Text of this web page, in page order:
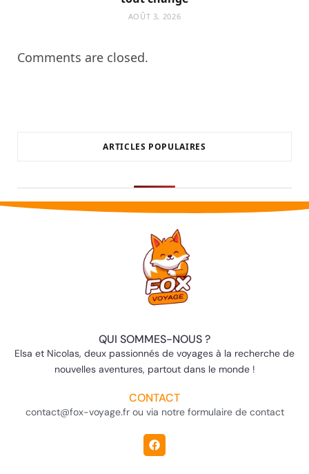
AOÛT 3, 2026
Comments are closed.
ARTICLES POPULAIRES
QUI SOMMES-NOUS ?
Elsa et Nicolas, deux passionnés de voyages à la recherche de
nouvelles aventures, partout dans le monde !
CONTACT
contact@fox-voyage.fr ou via notre formulaire de contact